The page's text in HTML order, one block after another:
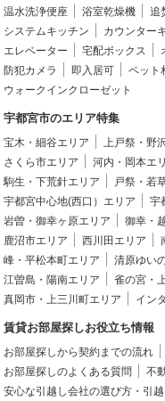
温水洗浄便座
浴室乾燥機 追
システムキッチン
カウンター
エレベーター
宅配ボックス
防犯カメラ
即入居可 ペット
ウォークインクローゼット
宇都宮市のエリア特集
宝木・細谷エリア 上戸祭・野
さくら市エリア
河内・岡本エ
駒生・下荒針エリア
戸祭・若
宇都宮中心地(西口）エリア
宇
岩曽・御幸ヶ原エリア
御幸・
鹿沼市エリア
西川田エリア
峰・平松本町エリア
清原ゆい
江曽島・陽南エリア
雀の宮・
真岡市・上三川町エリア
イン
賃貸お部屋探しお役立ち情報
お部屋探しから契約までの流れ
お部屋探しのよくある質問
不
安心な引越し会社の選び方・引